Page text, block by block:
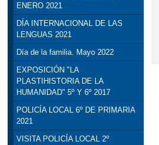
ENERO 2021
DÍA INTERNACIONAL DE LAS
LENGUAS 2021
Día de la familia. Mayo 2022
EXPOSICIÓN "LA
PLASTIHISTORIA DE LA
HUMANIDAD" 5º Y 6º 2017
POLICÍA LOCAL 6º DE PRIMARIA
2021
VISITA POLICÍA LOCAL 2º